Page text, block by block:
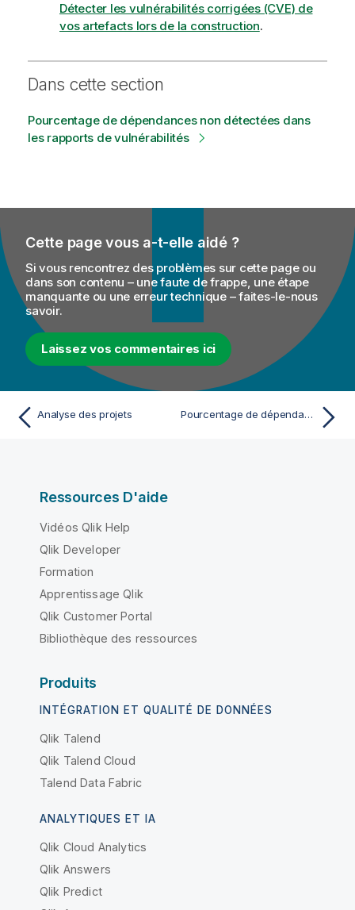
Détecter les vulnérabilités corrigées (CVE) de
vos artefacts lors de la construction.
Dans cette section
Pourcentage de dépendances non détectées dans
les rapports de vulnérabilités
Cette page vous a-t-elle aidé ?
Si vous rencontrez des problèmes sur cette page ou
dans son contenu – une faute de frappe, une étape
manquante ou une erreur technique – faites-le-nous
savoir.
Laissez vos commentaires ici
Analyse des projets Pourcentage de dépendances non détectées dans les rapports de vulnérabilités
Ressources D'aide
Vidéos Qlik Help
Qlik Developer
Formation
Apprentissage Qlik
Qlik Customer Portal
Bibliothèque des ressources
Produits
INTÉGRATION ET QUALITÉ DE DONNÉES
Qlik Talend
Qlik Talend Cloud
Talend Data Fabric
ANALYTIQUES ET IA
Qlik Cloud Analytics
Qlik Answers
Qlik Predict